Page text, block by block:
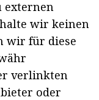
externen
wir keinen
wir für diese
verlinkten
oder